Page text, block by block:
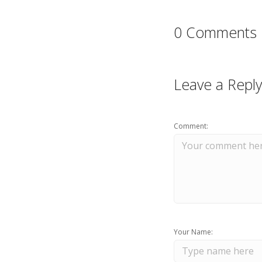
0 Comments
Leave a Reply
Comment:
Your Name: